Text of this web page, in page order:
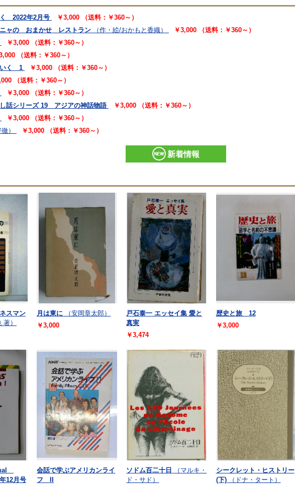
2022年2月号
￥3,000 （送料：￥360～）
ャの おまかせ レストラン
（作・絵/おかもと香織）
￥3,000 （送料：￥360～）
￥3,000 （送料：￥360～）
（送料：￥360～）
いく 1
￥3,000 （送料：￥360～）
（送料：￥360～）
￥3,000 （送料：￥360～）
話シリーズ 19 アジアの神話物語
￥3,000 （送料：￥360～）
￥3,000 （送料：￥360～）
） ￥3,000 （送料：￥360～）
新着情報
スマン
著）
月は東に
（安岡章太郎）
￥3,000
戸石泰一 エッセイ集 愛と
真実
￥3,474
歴史と旅 12
￥3,000
12月号
会話で学ぶアメリカンライ
フ II
ソドム百二十日
（マルキ・
ド・サド）
シークレット・ヒストリー
(下)
（ドナ・タート）